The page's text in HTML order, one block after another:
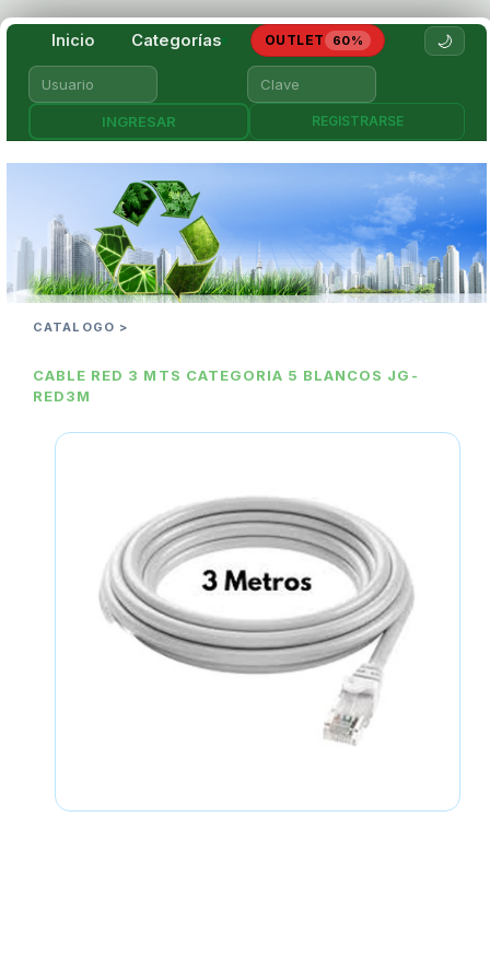
Inicio Categorías▾ OUTLET 60% 🌙
REGISTRARSE
CATALOGO >
CABLE RED 3 MTS CATEGORIA 5 BLANCOS JG-
RED3M